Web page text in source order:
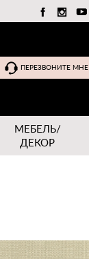
ПЕРЕЗВОНИТЕ МНЕ
МЕБЕЛЬ/
ДЕКОР